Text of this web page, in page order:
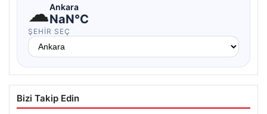
☁Ankara
NaN°C
ŞEHIR SEÇ
Bizi Takip Edin